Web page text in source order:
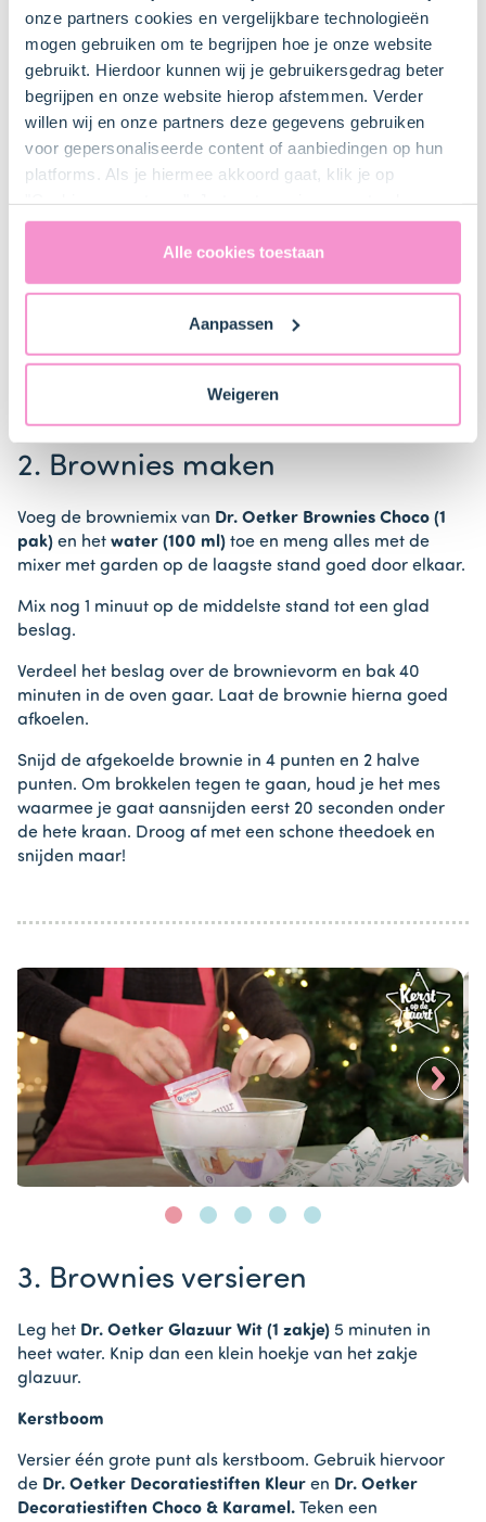
onze partners cookies en vergelijkbare technologieën
mogen gebruiken om te begrijpen hoe je onze website
gebruikt. Hierdoor kunnen wij je gebruikersgedrag beter
begrijpen en onze website hierop afstemmen. Verder
willen wij en onze partners deze gegevens gebruiken
voor gepersonaliseerde content of aanbiedingen op hun
platforms. Als je hiermee akkoord gaat, klik je op
uitdrukkelijk een eventuele gegevensoverdracht naar de
Verenigde Staten in de zin van artikel 49 AVG. Raadpleeg
ons
naar technology providers en partners in de Verenigde
Staten. Je kunt op elk moment van gedachten
Alle cookies toestaan
Aanpassen
Weigeren
160°C).
Mix de boter (50 g)
in een beslagkom met de mixer tot
een romige crème.
Item
1
of
2. Brownies maken
Voeg de browniemix van Dr. Oetker Brownies Choco (1
pak) en het water (100 ml) toe en meng alles met de
mixer met garden op de laagste stand goed door elkaar.
Mix nog 1 minuut op de middelste stand tot een glad
beslag.
Verdeel het beslag over de brownievorm en bak 40
minuten in de oven gaar. Laat de brownie hierna goed
afkoelen.
Snijd de afgekoelde brownie in 4 punten en 2 halve
punten. Om brokkelen tegen te gaan, houd je het mes
waarmee je gaat aansnijden eerst 20 seconden onder
de hete kraan. Droog af met een schone theedoek en
snijden maar!
>
of
3. Brownies versieren
Leg het Dr. Oetker Glazuur Wit (1 zakje) 5 minuten in
heet water. Knip dan een klein hoekje van het zakje
glazuur.
Kerstboom
Versier één grote punt als kerstboom. Gebruik hiervoor
de Dr. Oetker Decoratiestiften Kleur en Dr. Oetker
Decoratiestiften Choco & Karamel. Teken een